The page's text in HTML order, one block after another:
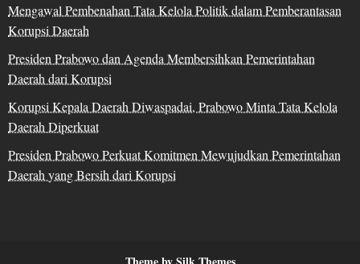
Mengawal Pembenahan Tata Kelola Politik dalam Pemberantasan
Korupsi Daerah
Presiden Prabowo dan Agenda Membersihkan Pemerintahan
Daerah dari Korupsi
Korupsi Kepala Daerah Diwaspadai, Prabowo Minta Tata Kelola
Daerah Diperkuat
Presiden Prabowo Perkuat Komitmen Mewujudkan Pemerintahan
Daerah yang Bersih dari Korupsi